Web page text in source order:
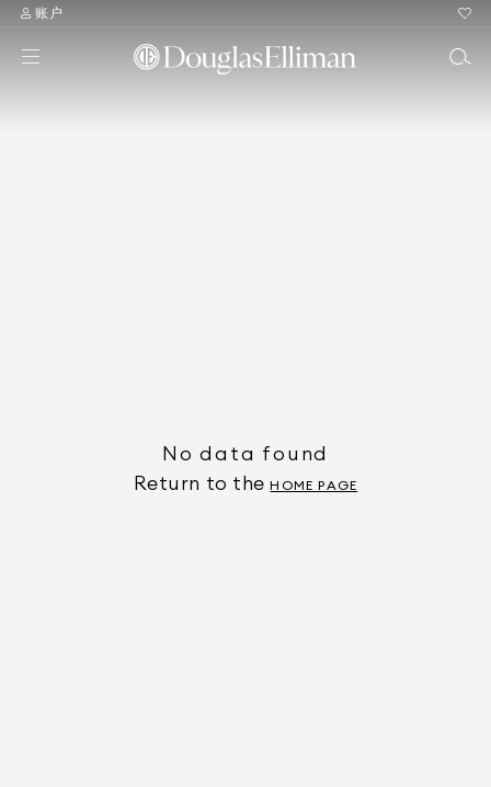
账户
No data found
Return to the HOME PAGE